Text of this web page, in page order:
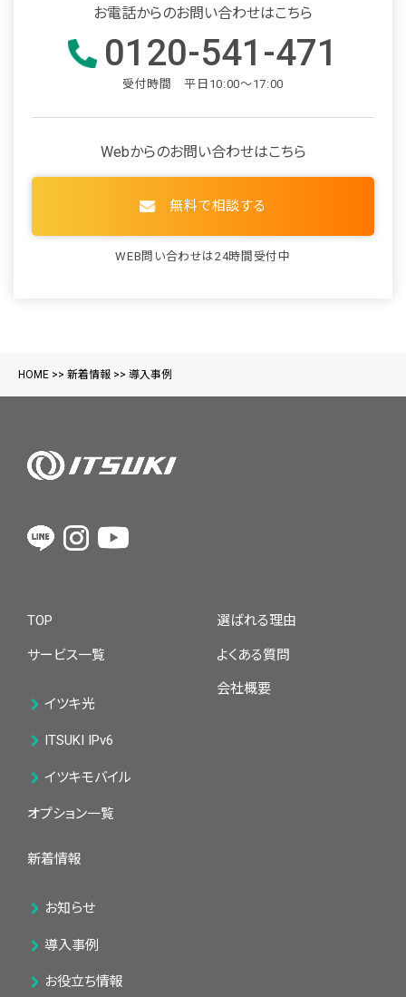
お電話からのお問い合わせはこちら
0120-541-471
受付時間 平日10:00～17:00
Webからのお問い合わせはこちら
無料で相談する
WEB問い合わせは24時間受付中
HOME >> 新着情報 >> 導入事例
TOP
サービス一覧
イツキ光
ITSUKI IPv6
イツキモバイル
オプション一覧
新着情報
お知らせ
導入事例
お役立ち情報
選ばれる理由
よくある質問
会社概要